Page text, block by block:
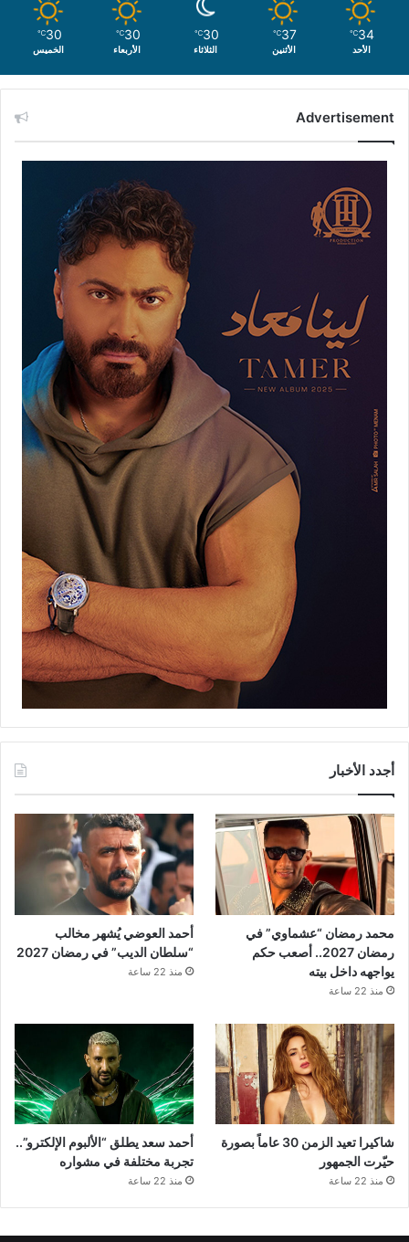
34
℃
الأحد
37
℃
الأثنين
30
℃
الثلاثاء
30
℃
الأربعاء
30
℃
الخميس
Advertisement
أجدد الأخبار
محمد رمضان “عشماوي” في
رمضان 2027.. أصعب حكم
يواجهه داخل بيته
منذ 22 ساعة
أحمد العوضي يُشهر مخالب
“سلطان الديب” في رمضان 2027
منذ 22 ساعة
شاكيرا تعيد الزمن 30 عاماً بصورة
حيّرت الجمهور
منذ 22 ساعة
أحمد سعد يطلق “الألبوم الإلكترو”..
تجربة مختلفة في مشواره
منذ 22 ساعة